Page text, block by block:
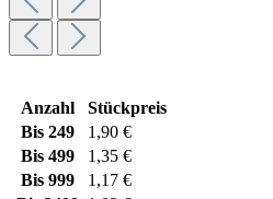
Anzahl
Stückpreis
Bis 249
1,90 €
Bis 499
1,35 €
Bis 999
1,17 €